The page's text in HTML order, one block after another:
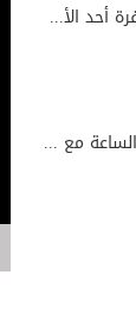
أحد الأ...
مع ...